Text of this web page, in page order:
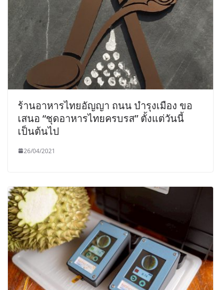
ร้านอาหารไทยอัญญา ถนน บำรุงเมือง ขอ
เสนอ “ชุดอาหารไทยครบรส” ตั้งแต่วันนี้
เป็นต้นไป
26/04/2021